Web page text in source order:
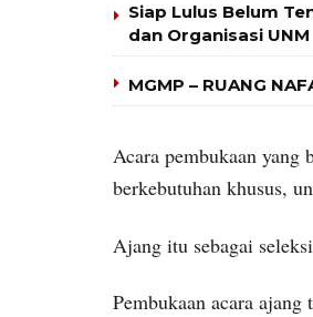
Siap Lulus Belum
dan Organisasi UNM
MGMP – RUANG
Acara pembukaan yang
berkebutuhan khusus,
Ajang itu sebagai
Pembukaan acara